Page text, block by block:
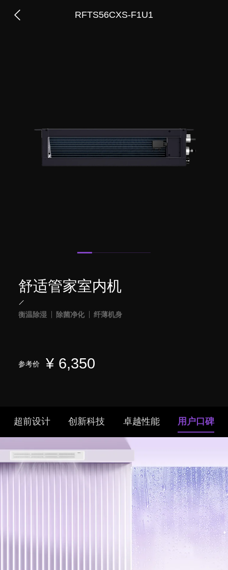
RFTS56CXS-F1U1
舒适管家室内机
衡温除湿 除菌净化 纤薄机身
参考价 ¥ 6,350
超前设计 创新科技 卓越性能 用户口碑